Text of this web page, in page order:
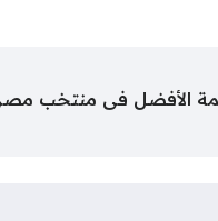
الأفضل فى منتخب